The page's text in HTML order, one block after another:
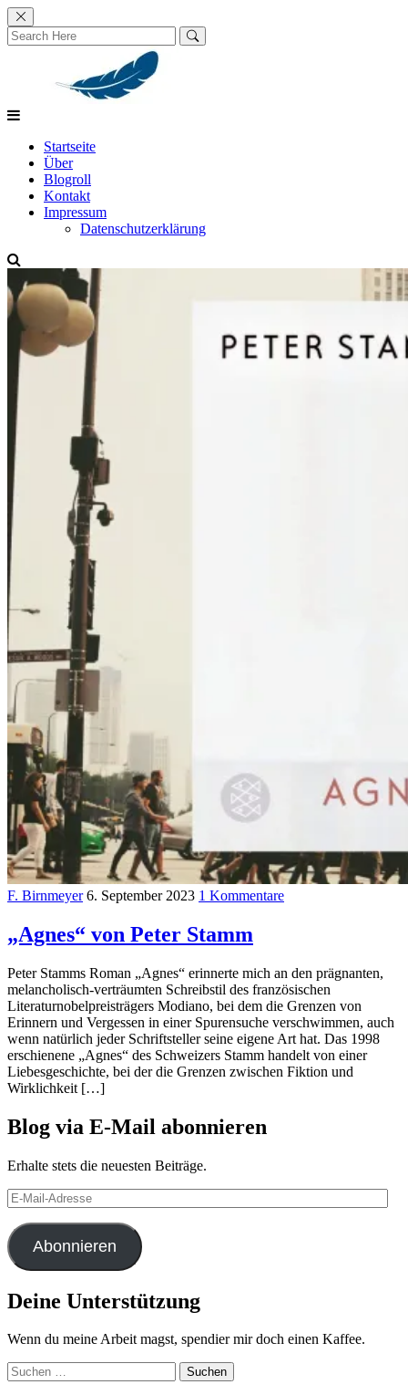
Skip
to
content
Startseite
Über
Blogroll
Kontakt
Impressum
Datenschutzerklärung
F. Birnmeyer 6. September 2023 1 Kommentare
„Agnes“ von Peter Stamm
Peter Stamms Roman „Agnes“ erinnerte mich an den prägnanten,
melancholisch-verträumten Schreibstil des französischen
Literaturnobelpreisträgers Modiano, bei dem die Grenzen von
Erinnern und Vergessen in einer Spurensuche verschwimmen, auch
wenn natürlich jeder Schriftsteller seine eigene Art hat. Das 1998
erschienene „Agnes“ des Schweizers Stamm handelt von einer
Liebesgeschichte, bei der die Grenzen zwischen Fiktion und
Wirklichkeit […]
Blog via E-Mail abonnieren
Erhalte stets die neuesten Beiträge.
E-
Mail-
Adresse
Abonnieren
Deine Unterstützung
Wenn du meine Arbeit magst, spendier mir doch einen Kaffee.
Suchen
nach: